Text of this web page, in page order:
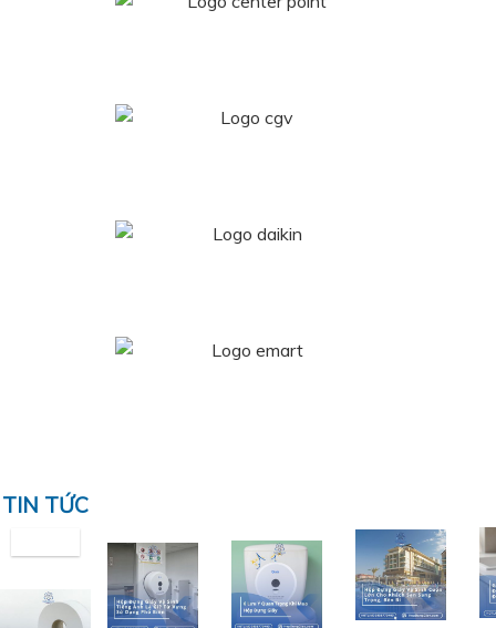
TIN TỨC